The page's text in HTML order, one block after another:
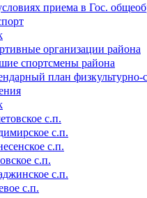
приема в Гос.
организации района
спортсмены района
план
с.п.
с.п.
с.п.
с.п.
с.п.
с.п.